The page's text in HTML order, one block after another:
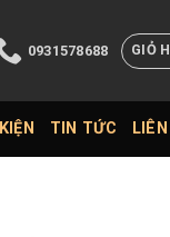
0931578688 GIỎ
TIN TỨC